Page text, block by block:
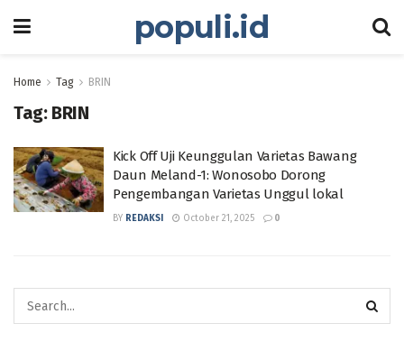
populi.id
Home Tag BRIN
Tag: BRIN
Kick Off Uji Keunggulan Varietas Bawang
Daun Meland-1: Wonosobo Dorong
Pengembangan Varietas Unggul lokal
BY REDAKSI October 21, 2025 0